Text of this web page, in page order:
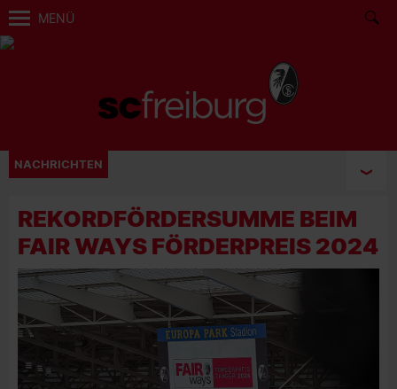
MENÜ
NACHRICHTEN
REKORDFÖRDERSUMME BEIM
FAIR WAYS FÖRDERPREIS 2024